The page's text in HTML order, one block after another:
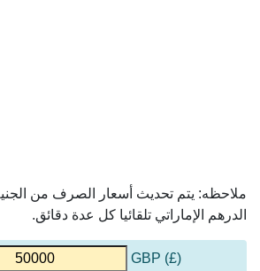
ملاحظه: يتم تحديث أسعار الصرف من
الدرهم الإماراتي تلقائيا كل عدة دقائق.
(£) GBP